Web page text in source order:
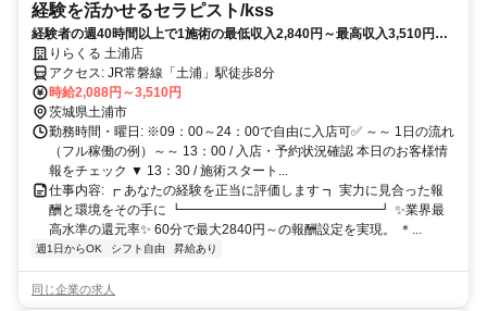
経験を活かせるセラピスト/kss
経験者の週40時間以上で1施術の最低収入2,840円～最高収入3,510円は
業界最高！経験者をお待ちしています！集客は大手にお任せ！施術に集
中✨【茨城県土浦市蓮河原新町】
りらくる 土浦店
アクセス: JR常磐線「土浦」駅徒歩8分
時給2,088円～3,510円
茨城県土浦市
勤務時間・曜日: ※09：00～24：00で自由に入店可✅ ～～ 1日の流れ
（フル稼働の例）～～ 13：00 / 入店・予約状況確認 本日のお客様情
報をチェック ▼ 13：30 / 施術スタート...
仕事内容: ┏ あなたの経験を正当に評価します ┓ 実力に見合った報
酬と環境をその手に ┗━━━━━━━━━━━━━━━┛ ✨業界最
高水準の還元率✨ 60分で最大2840円～の報酬設定を実現。 ＊...
週1日からOK シフト自由 昇給あり
同じ企業の求人